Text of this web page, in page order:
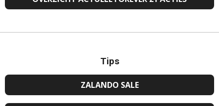
Tips
ZALANDO SALE